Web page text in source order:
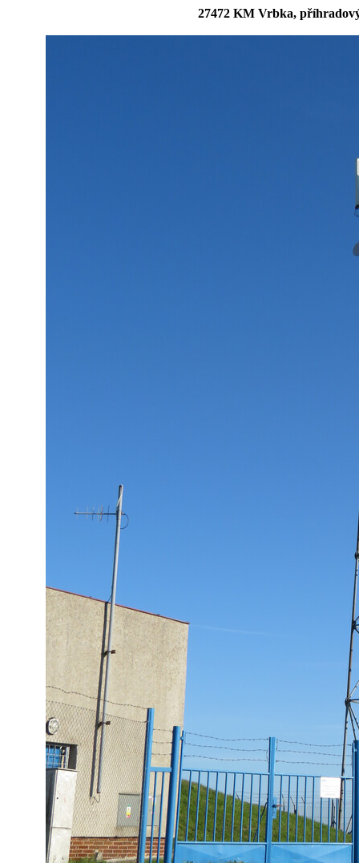
27472 KM Vrbka,